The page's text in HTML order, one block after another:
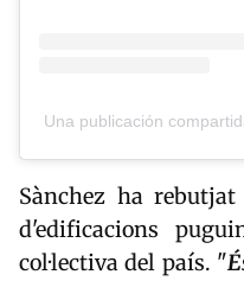
Una publicación
Sànchez ha
d'edificacions
col·lectiva del país. "